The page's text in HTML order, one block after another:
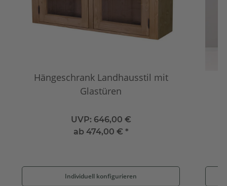
Hängeschrank Landhausstil mit
Glastüren
UVP: 646,00 €
ab 474,00 € *
Individuell konfigurieren